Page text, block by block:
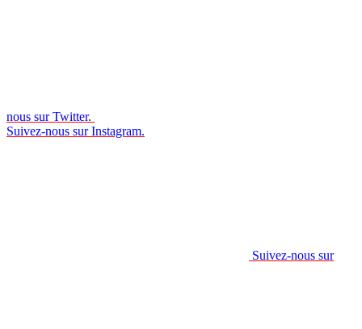
nous sur Twitter.
Suivez-nous sur Instagram.
Suivez-nous sur